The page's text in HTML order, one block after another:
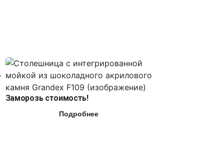
Заморозь стоимость!
Подробнее